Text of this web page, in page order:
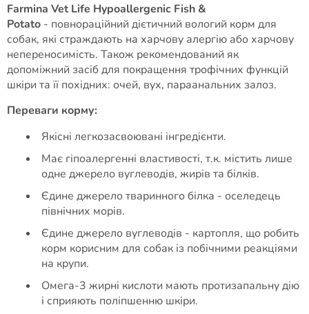
Farmina Vet Life Hypoallergenic Fish &
Potato - повнораційний дієтичний вологий корм для
собак, які страждають на харчову алергію або харчову
непереносимість. Також рекомендований як
допоміжний засіб для покращення трофічних функцій
шкіри та її похідних: очей, вух, параанальних залоз.
Переваги корму:
Якісні легкозасвоювані інгредієнти.
Має гіпоалергенні властивості, т.к. містить лише
одне джерело вуглеводів, жирів та білків.
Єдине джерело тваринного білка - оселедець
північних морів.
Єдине джерело вуглеводів - картопля, що робить
корм корисним для собак із побічними реакціями
на крупи.
Омега-3 жирні кислоти мають протизапальну дію
і сприяють поліпшенню шкіри.